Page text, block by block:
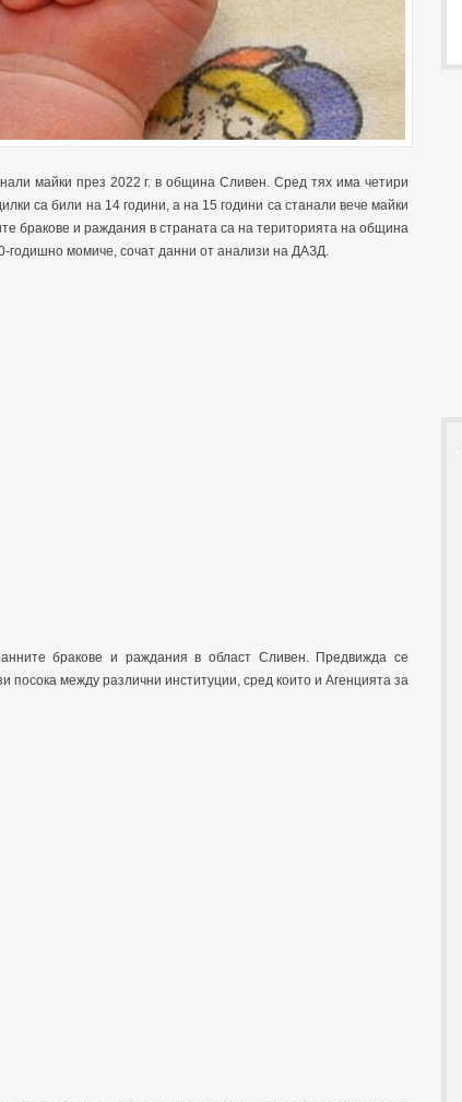
майки през 2022 г. в община Сливен. Сред тях има четири
са били на 14 години, а на 15 години са станали вече майки
бракове и раждания в страната са на територията на община
годишно момиче, сочат данни от анализи на ДАЗД.
бракове и раждания в област Сливен. Предвижда се
посока между различни институции, сред които и Агенцията за